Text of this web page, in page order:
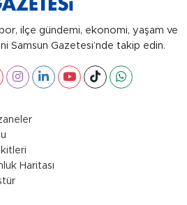
ilçe gündemi, ekonomi, yaşam ve
Samsun Gazetesi’nde takip edin.
Haritası